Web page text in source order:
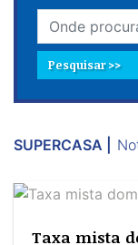
Pesquisar >>
SUPERCASA |
Taxa mista